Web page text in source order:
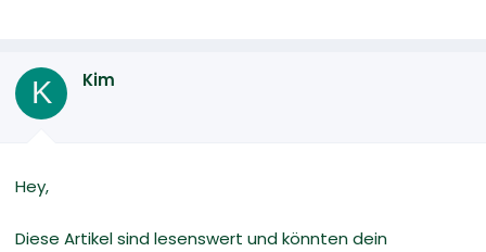
K Kim
Hey,
Diese Artikel sind lesenswert und könnten dein